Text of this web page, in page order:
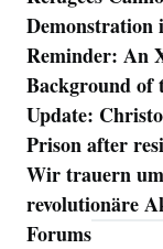
Demonstration
Reminder: An
Background of
Update:
Prison after
Wir trauern
revolutionäre
Forums